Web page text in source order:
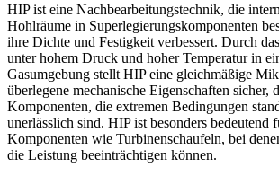
HIPist eine Nachbearbeitungstechnik, die
Hohlräume in Superlegierungskomponenten
ihre Dichte und Festigkeit verbessert. Durch
unter hohem Druck und hoher Temperatur in
Gasumgebung stellt HIP eine gleichmäßige
überlegene mechanische Eigenschaften sicher,
Komponenten, die extremen Bedingungen
unerlässlich sind. HIPist besonders bedeutend
Komponenten wie Turbinenschaufeln, bei
die Leistung beeinträchtigen können.